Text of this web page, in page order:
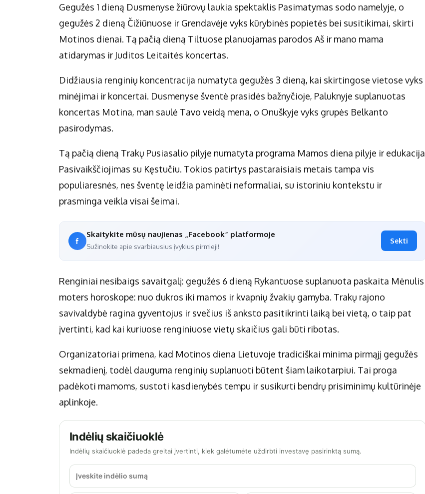
Gegužės 1 dieną Dusmenyse žiūrovų laukia spektaklis Pasimatymas sodo namelyje, o
gegužės 2 dieną Čižiūnuose ir Grendavėje vyks kūrybinės popietės bei susitikimai, skirti
Motinos dienai. Tą pačią dieną Tiltuose planuojamas parodos Aš ir mano mama
atidarymas ir Juditos Leitaitės koncertas.
Didžiausia renginių koncentracija numatyta gegužės 3 dieną, kai skirtingose vietose vyks
minėjimai ir koncertai. Dusmenyse šventė prasidės bažnyčioje, Paluknyje suplanuotas
koncertas Motina, man saulė Tavo veidą mena, o Onuškyje vyks grupės Belkanto
pasirodymas.
Tą pačią dieną Trakų Pusiasalio pilyje numatyta programa Mamos diena pilyje ir edukacija
Pasivaikščiojimas su Kęstučiu. Tokios patirtys pastaraisiais metais tampa vis
populiaresnės, nes šventę leidžia paminėti neformaliai, su istoriniu kontekstu ir
prasminga veikla visai šeimai.
Skaitykite mūsų naujienas „Facebook“ platformoje
Sužinokite apie svarbiausius įvykius pirmieji!
Sekti
Renginiai nesibaigs savaitgalį: gegužės 6 dieną Rykantuose suplanuota paskaita Mėnulis
moters horoskope: nuo dukros iki mamos ir kvapnių žvakių gamyba. Trakų rajono
savivaldybė ragina gyventojus ir svečius iš anksto pasitikrinti laiką bei vietą, o taip pat
įvertinti, kad kai kuriuose renginiuose vietų skaičius gali būti ribotas.
Organizatoriai primena, kad Motinos diena Lietuvoje tradiciškai minima pirmąjį gegužės
sekmadienį, todėl dauguma renginių suplanuoti būtent šiam laikotarpiui. Tai proga
padėkoti mamoms, sustoti kasdienybės tempu ir susikurti bendrų prisiminimų kultūrinėje
aplinkoje.